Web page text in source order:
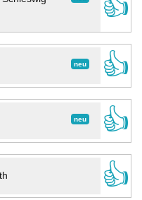
👍
neu
👍
neu
👍
👍